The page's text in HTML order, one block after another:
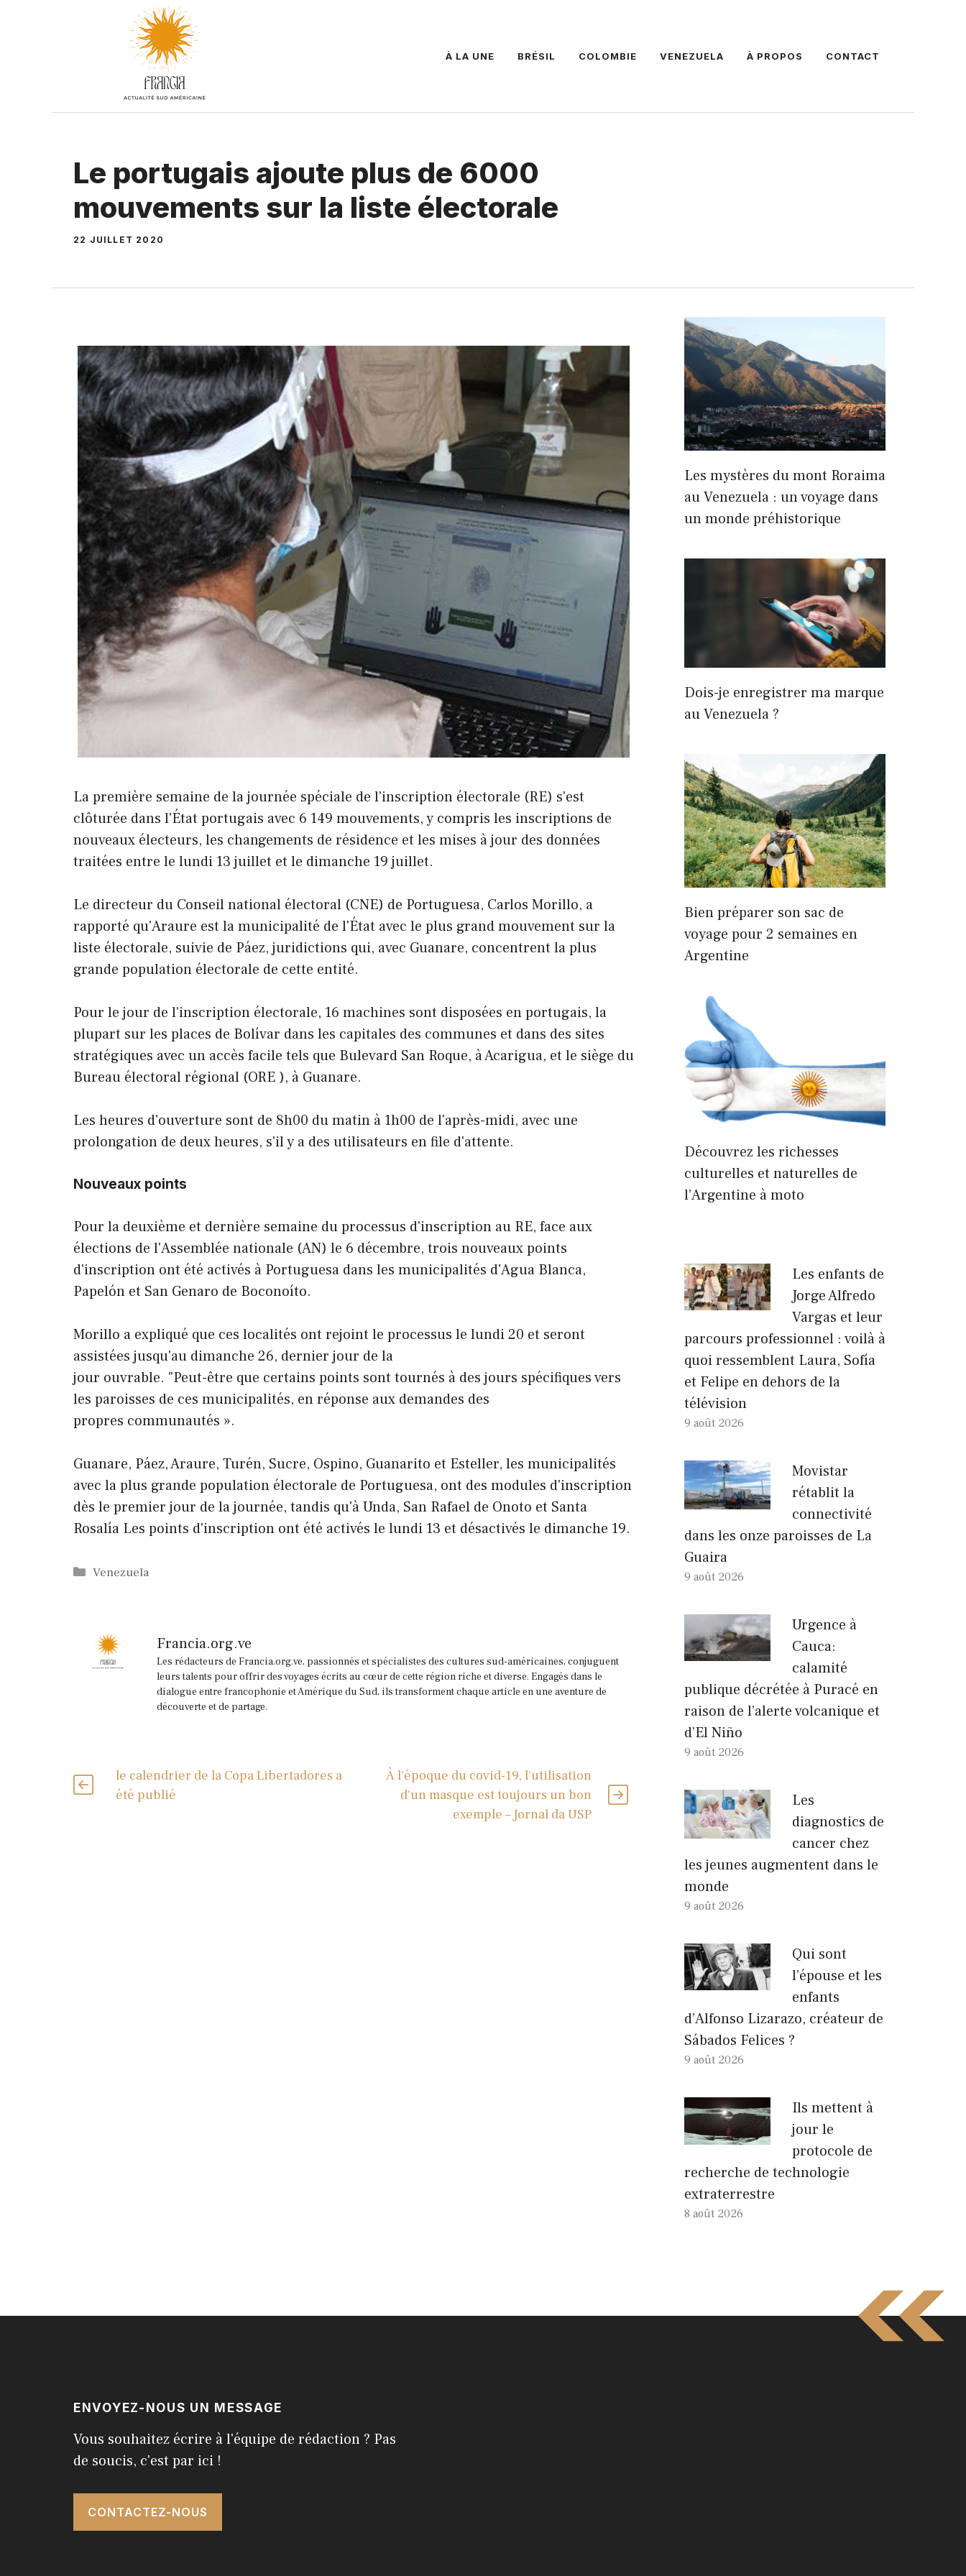
À LA UNE BRÉSIL COLOMBIE VENEZUELA À PROPOS CONTACT
Le portugais ajoute plus de 6000
mouvements sur la liste électorale
22 JUILLET 2020
La première semaine de la journée spéciale de l'inscription électorale (RE) s'est
clôturée dans l'État portugais avec 6 149 mouvements, y compris les inscriptions de
nouveaux électeurs, les changements de résidence et les mises à jour des données
traitées entre le lundi 13 juillet et le dimanche 19 juillet.
Le directeur du Conseil national électoral (CNE) de Portuguesa, Carlos Morillo, a
rapporté qu'Araure est la municipalité de l'État avec le plus grand mouvement sur la
liste électorale, suivie de Páez, juridictions qui, avec Guanare, concentrent la plus
grande population électorale de cette entité.
Pour le jour de l'inscription électorale, 16 machines sont disposées en portugais, la
plupart sur les places de Bolívar dans les capitales des communes et dans des sites
stratégiques avec un accès facile tels que Bulevard San Roque, à Acarigua, et le siège du
Bureau électoral régional (ORE ), à Guanare.
Les heures d'ouverture sont de 8h00 du matin à 1h00 de l'après-midi, avec une
prolongation de deux heures, s'il y a des utilisateurs en file d'attente.
Nouveaux points
Pour la deuxième et dernière semaine du processus d'inscription au RE, face aux
élections de l'Assemblée nationale (AN) le 6 décembre, trois nouveaux points
d'inscription ont été activés à Portuguesa dans les municipalités d'Agua Blanca,
Papelón et San Genaro de Boconoíto.
Morillo a expliqué que ces localités ont rejoint le processus le lundi 20 et seront
assistées jusqu'au dimanche 26, dernier jour de la
jour ouvrable. "Peut-être que certains points sont tournés à des jours spécifiques vers
les paroisses de ces municipalités, en réponse aux demandes des
propres communautés ».
Guanare, Páez, Araure, Turén, Sucre, Ospino, Guanarito et Esteller, les municipalités
avec la plus grande population électorale de Portuguesa, ont des modules d'inscription
dès le premier jour de la journée, tandis qu'à Unda, San Rafael de Onoto et Santa
Rosalía Les points d'inscription ont été activés le lundi 13 et désactivés le dimanche 19.
Catégories
Venezuela
Francia.org.ve
Les rédacteurs de Francia.org.ve, passionnés et spécialistes des cultures sud-américaines, conjuguent
leurs talents pour offrir des voyages écrits au cœur de cette région riche et diverse. Engagés dans le
dialogue entre francophonie et Amérique du Sud, ils transforment chaque article en une aventure de
découverte et de partage.
le calendrier de la Copa Libertadores a
été publié
À l'époque du covid-19, l'utilisation
d'un masque est toujours un bon
exemple – Jornal da USP
Les mystères du mont Roraima
au Venezuela : un voyage dans
un monde préhistorique
Dois-je enregistrer ma marque
au Venezuela ?
Bien préparer son sac de
voyage pour 2 semaines en
Argentine
Découvrez les richesses
culturelles et naturelles de
l’Argentine à moto
Les enfants de
Jorge Alfredo
Vargas et leur
parcours professionnel : voilà à
quoi ressemblent Laura, Sofía
et Felipe en dehors de la
télévision
9 août 2026
Movistar
rétablit la
connectivité
dans les onze paroisses de La
Guaira
9 août 2026
Urgence à
Cauca:
calamité
publique décrétée à Puracé en
raison de l’alerte volcanique et
d’El Niño
9 août 2026
Les
diagnostics de
cancer chez
les jeunes augmentent dans le
monde
9 août 2026
Qui sont
l’épouse et les
enfants
d’Alfonso Lizarazo, créateur de
Sábados Felices ?
9 août 2026
Ils mettent à
jour le
protocole de
recherche de technologie
extraterrestre
8 août 2026
ENVOYEZ-NOUS UN MESSAGE
Vous souhaitez écrire à l'équipe de rédaction ? Pas
de soucis, c'est par ici !
CONTACTEZ-NOUS